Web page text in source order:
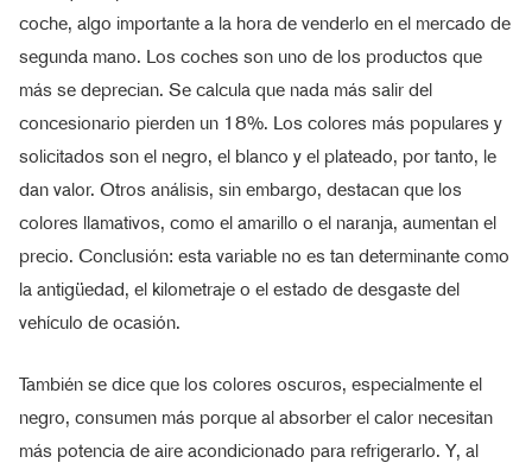
coche, algo importante a la hora de venderlo en el mercado de
segunda mano. Los coches son uno de los productos que
más se deprecian. Se calcula que nada más salir del
concesionario pierden un 18%. Los colores más populares y
solicitados son el negro, el blanco y el plateado, por tanto, le
dan valor. Otros análisis, sin embargo, destacan que los
colores llamativos, como el amarillo o el naranja, aumentan el
precio. Conclusión: esta variable no es tan determinante como
la antigüedad, el kilometraje o el estado de desgaste del
vehículo de ocasión.
También se dice que los colores oscuros, especialmente el
negro, consumen más porque al absorber el calor necesitan
más potencia de aire acondicionado para refrigerarlo. Y, al